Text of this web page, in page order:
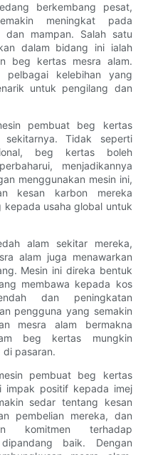
berkembang pesat,
meningkat pada
dan mampan. Salah satu
dalam bidang ini ialah
beg kertas mesra alam.
pelbagai kelebihan yang
untuk pengilang dan
pembuat beg kertas
Tidak seperti
beg kertas boleh
menjadikannya
menggunakan mesin ini,
kesan karbon mereka
usaha global untuk
alam sekitar mereka,
alam juga menawarkan
Mesin ini direka bentuk
membawa kepada kos
dan peningkatan
pengguna yang semakin
mesra alam bermakna
beg kertas mungkin
di pasaran.
pembuat beg kertas
impak positif kepada imej
sedar tentang kesan
pembelian mereka, dan
komitmen terhadap
baik. Dengan